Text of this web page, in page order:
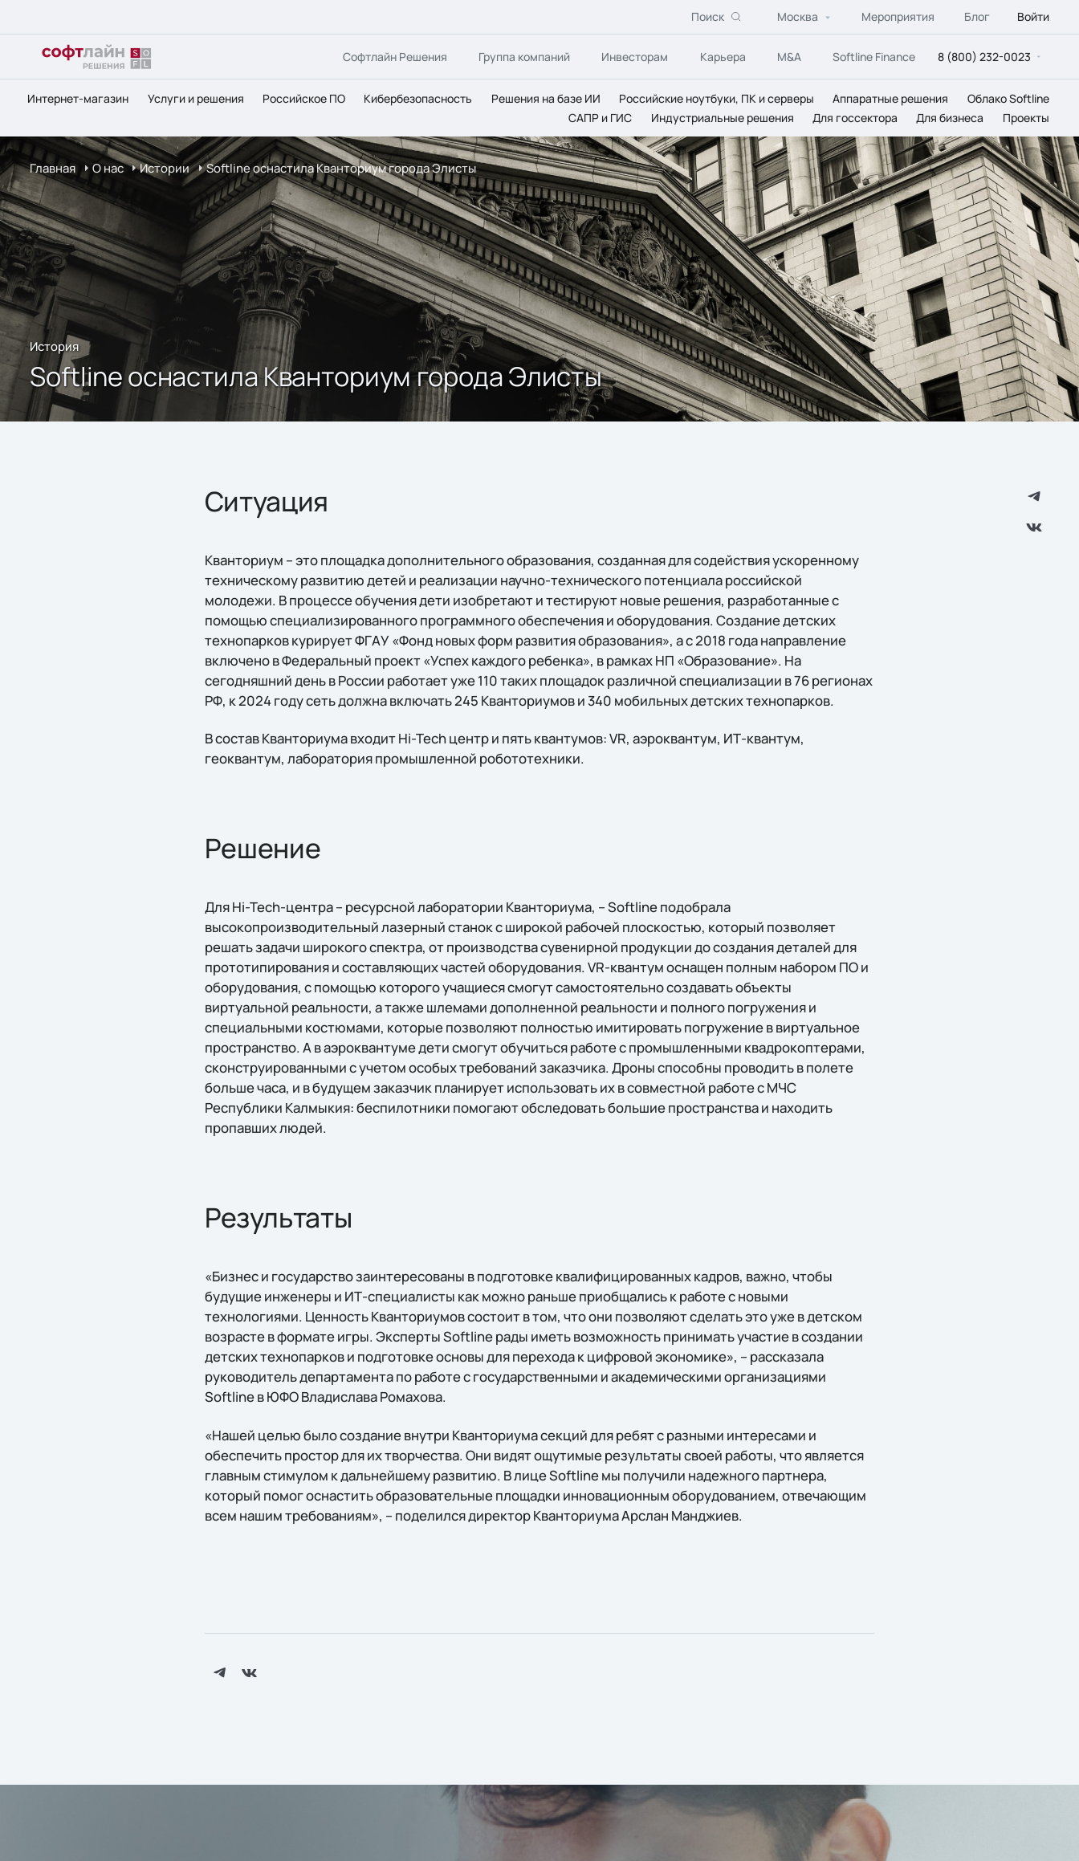
Поиск Москва Мероприятия Блог Войти
Софтлайн Решения Группа компаний Инвесторам Карьера M&A Softline Finance 8 (800) 232-0023
Интернет-магазин Услуги и решения Российское ПО Кибербезопасность Решения на базе ИИ Российские ноутбуки, ПК и серверы Аппаратные решения
Облако Softline
САПР и ГИС
Индустриальные решения Для госсектора Для бизнеса Проекты
Главная О нас Истории Softline оснастила Кванториум города Элисты
История
Softline оснастила Кванториум города Элисты
Ситуация
Кванториум – это площадка дополнительного образования, созданная для содействия ускоренному
техническому развитию детей и реализации научно-технического потенциала российской
молодежи. В процессе обучения дети изобретают и тестируют новые решения, разработанные с
помощью специализированного программного обеспечения и оборудования. Создание детских
технопарков курирует ФГАУ «Фонд новых форм развития образования», а с 2018 года направление
включено в Федеральный проект «Успех каждого ребенка», в рамках НП «Образование». На
сегодняшний день в России работает уже 110 таких площадок различной специализации в 76 регионах
РФ, к 2024 году сеть должна включать 245 Кванториумов и 340 мобильных детских технопарков.
В состав Кванториума входит Hi-Tech центр и пять квантумов: VR, аэроквантум, ИТ-квантум,
геоквантум, лаборатория промышленной робототехники.
Решение
Для Hi-Tech-центра – ресурсной лаборатории Кванториума, – Softline подобрала
высокопроизводительный лазерный станок с широкой рабочей плоскостью, который позволяет
решать задачи широкого спектра, от производства сувенирной продукции до создания деталей для
прототипирования и составляющих частей оборудования. VR-квантум оснащен полным набором ПО и
оборудования, с помощью которого учащиеся смогут самостоятельно создавать объекты
виртуальной реальности, а также шлемами дополненной реальности и полного погружения и
специальными костюмами, которые позволяют полностью имитировать погружение в виртуальное
пространство. А в аэроквантуме дети смогут обучиться работе с промышленными квадрокоптерами,
сконструированными с учетом особых требований заказчика. Дроны способны проводить в полете
больше часа, и в будущем заказчик планирует использовать их в совместной работе с МЧС
Республики Калмыкия: беспилотники помогают обследовать большие пространства и находить
пропавших людей.
Результаты
«Бизнес и государство заинтересованы в подготовке квалифицированных кадров, важно, чтобы
будущие инженеры и ИТ-специалисты как можно раньше приобщались к работе с новыми
технологиями. Ценность Кванториумов состоит в том, что они позволяют сделать это уже в детском
возрасте в формате игры. Эксперты Softline рады иметь возможность принимать участие в создании
детских технопарков и подготовке основы для перехода к цифровой экономике», – рассказала
руководитель департамента по работе с государственными и академическими организациями
Softline в ЮФО Владислава Ромахова.
«Нашей целью было создание внутри Кванториума секций для ребят с разными интересами и
обеспечить простор для их творчества. Они видят ощутимые результаты своей работы, что является
главным стимулом к дальнейшему развитию. В лице Softline мы получили надежного партнера,
который помог оснастить образовательные площадки инновационным оборудованием, отвечающим
всем нашим требованиям», – поделился директор Кванториума Арслан Манджиев.